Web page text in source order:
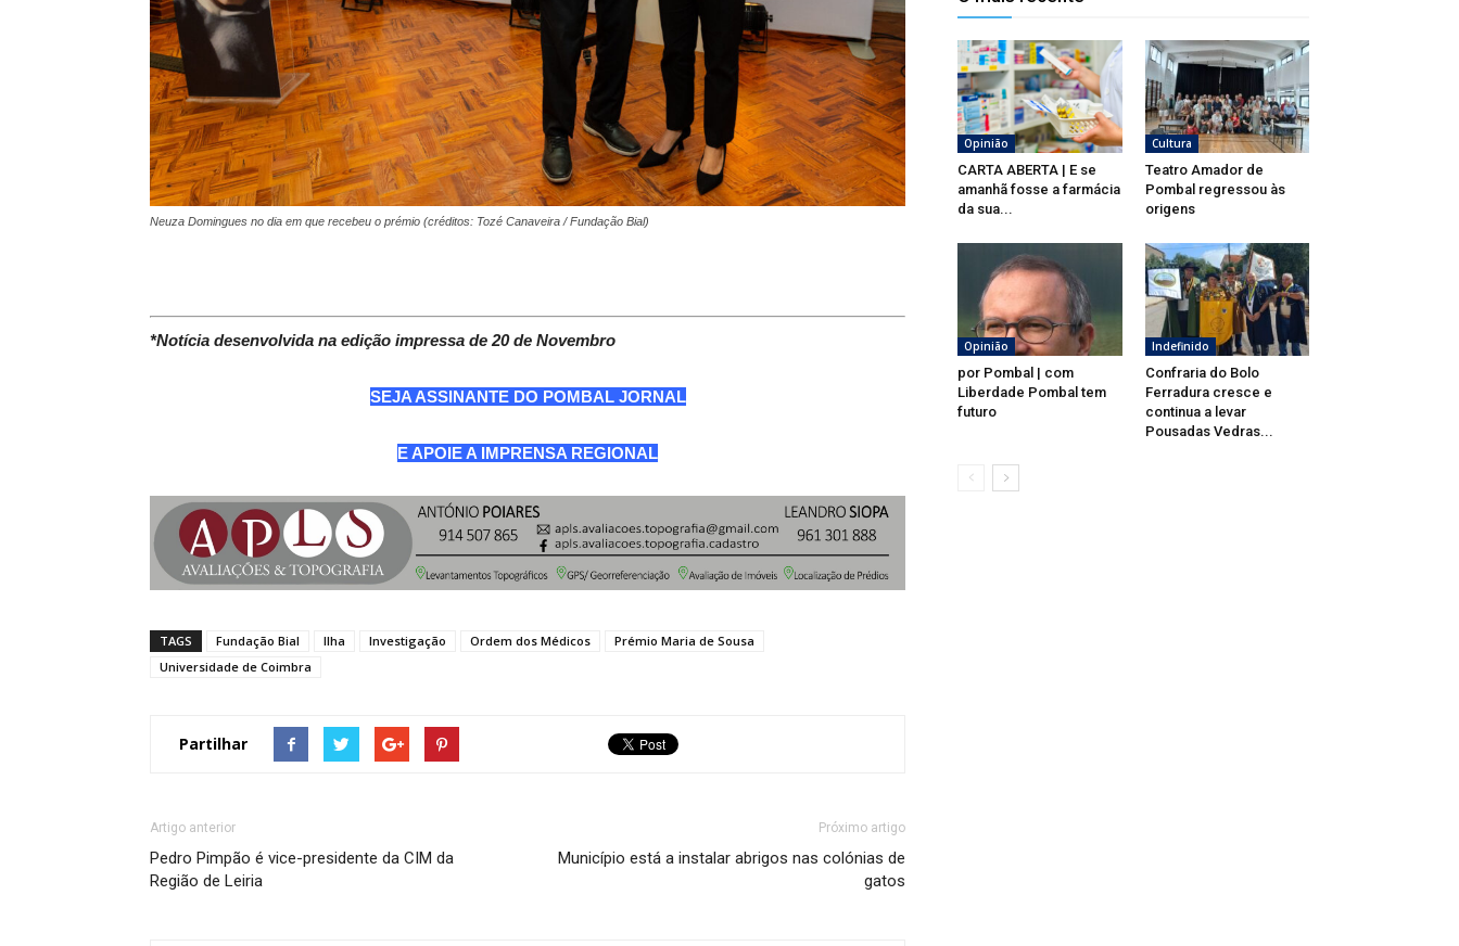
Neuza Domingues no dia em que recebeu o prémio (créditos: Tozé Canaveira / Fundação Bial)
*Notícia desenvolvida na edição impressa de 20 de Novembro
SEJA ASSINANTE DO POMBAL JORNAL
E APOIE A IMPRENSA REGIONAL
TAGS Fundação Bial Ilha Investigação Ordem dos Médicos
Prémio Maria de Sousa
Universidade de Coimbra
Partilhar
Artigo anterior
Pedro Pimpão é vice-presidente da CIM da
Região de Leiria
Próximo artigo
Município está a instalar abrigos nas colónias de
gatos
Opinião
CARTA ABERTA | E se
amanhã fosse a farmácia
da sua...
Cultura
Teatro Amador de
Pombal regressou às
origens
Opinião
por Pombal | com
Liberdade Pombal tem
futuro
Indefinido
Confraria do Bolo
Ferradura cresce e
continua a levar
Pousadas Vedras...